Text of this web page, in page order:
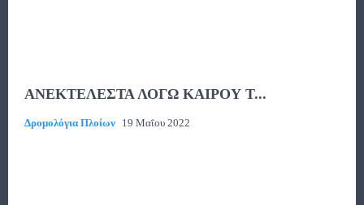
ΑΝΕΚΤΕΛΕΣΤΑ ΛΟΓΩ ΚΑΙΡΟΥ Τ...
Δρομολόγια Πλοίων 19 Μαΐου 2022